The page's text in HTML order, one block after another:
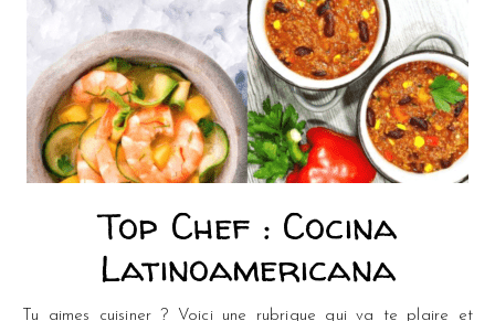
Top Chef : Cocina
Latinoamericana
Tu aimes cuisiner ? Voici une rubrique qui va te plaire et